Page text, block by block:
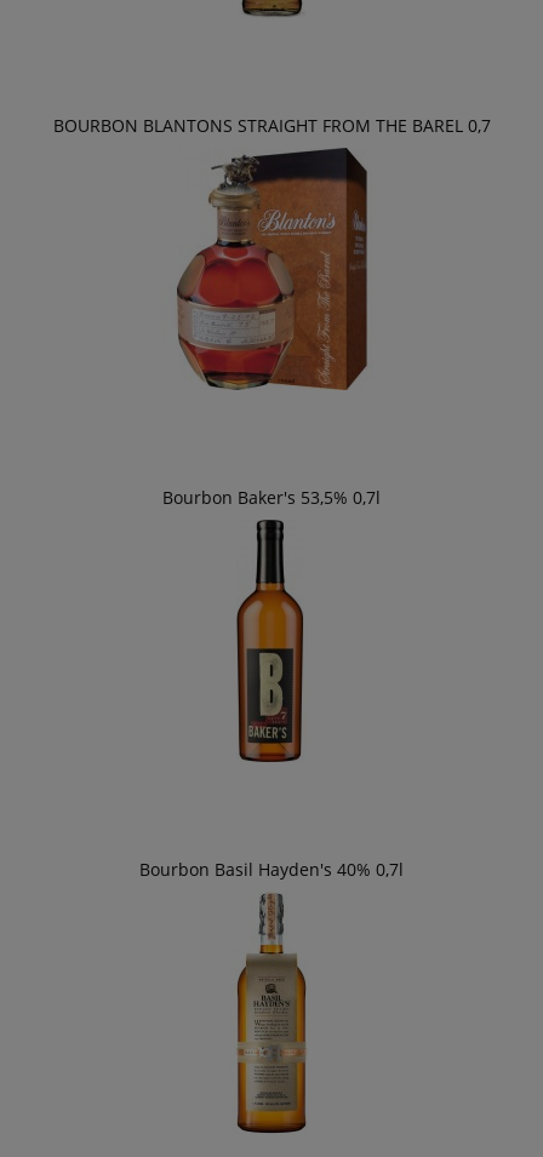
BOURBON BLANTONS STRAIGHT FROM THE BAREL 0,7
Bourbon Baker's 53,5% 0,7l
Bourbon Basil Hayden's 40% 0,7l